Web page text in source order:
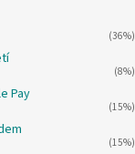
(36%)
(8%)
Pay
(15%)
(15%)